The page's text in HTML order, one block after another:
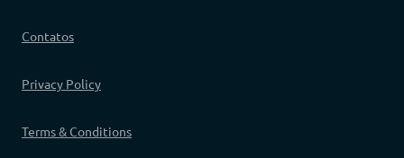
Contatos
Privacy Policy
Terms & Conditions